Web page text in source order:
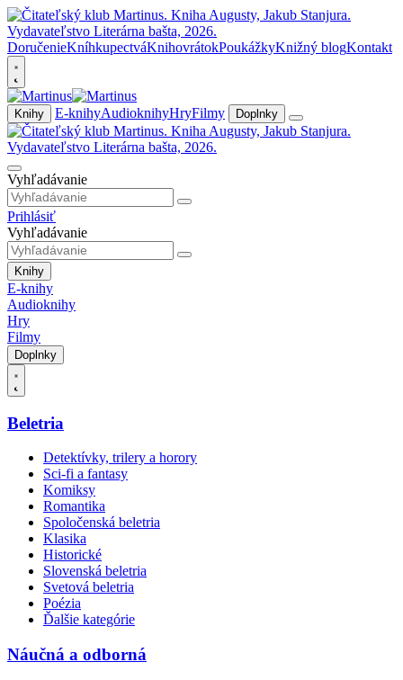
DoručenieKníhkupectváKnihovrátokPoukážkyKnižný blogKontakt
Knihy E-knihyAudioknihyHryFilmy Doplnky
Vyhľadávanie
Prihlásiť
Vyhľadávanie
Knihy
E-knihy
Audioknihy
Hry
Filmy
Doplnky
Beletria
Detektívky, trilery a horory
Sci-fi a fantasy
Komiksy
Romantika
Spoločenská beletria
Klasika
Historické
Slovenská beletria
Svetová beletria
Poézia
Ďalšie kategórie
Náučná a odborná